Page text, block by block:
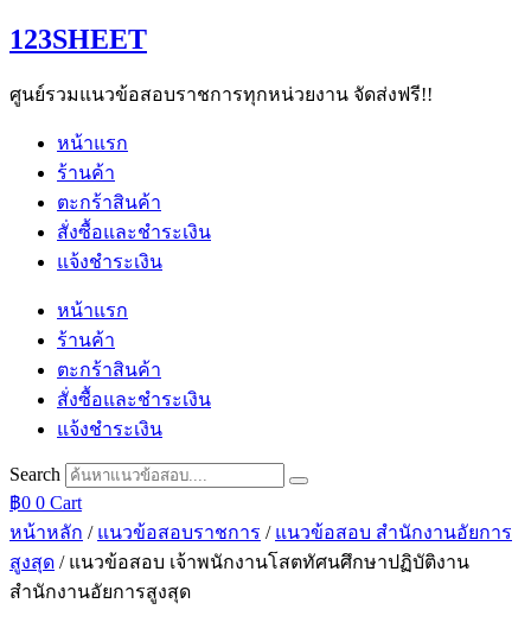
Skip
to
123SHEET
ศูนย์รวมแนวข้อสอบราชการทุกหน่วยงาน จัดส่งฟรี!!
หน้าแรก
ร้านค้า
ตะกร้าสินค้า
สั่งซื้อและชำระเงิน
แจ้งชำระเงิน
หน้าแรก
ร้านค้า
ตะกร้าสินค้า
สั่งซื้อและชำระเงิน
แจ้งชำระเงิน
Search
฿0 0 Cart
หน้าหลัก / แนวข้อสอบราชการ / แนวข้อสอบ สำนักงานอัยการ
สูงสุด / แนวข้อสอบ เจ้าพนักงานโสตทัศนศึกษาปฏิบัติงาน
สำนักงานอัยการสูงสุด